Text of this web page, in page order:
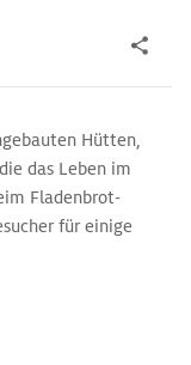
Hütten,
das Leben im
Fladenbrot-
für einige